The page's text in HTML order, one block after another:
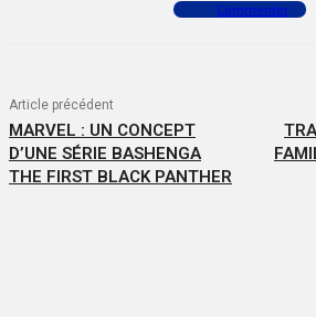
Commenter
Article précédent
MARVEL : UN CONCEPT
D’UNE SÉRIE BASHENGA
THE FIRST BLACK PANTHER